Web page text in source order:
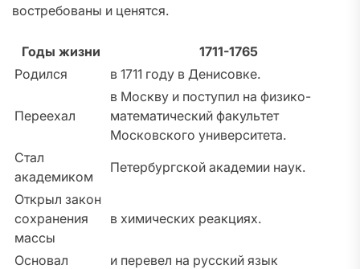
востребованы и ценятся.
Годы жизни
1711-1765
Родился
в 1711 году в Денисовке.
Переехал
в Москву и поступил на физико-
математический факультет
Московского университета.
Стал
академиком
Петербургской академии наук.
Открыл закон
сохранения
массы
в химических реакциях.
Основал
и перевел на русский язык